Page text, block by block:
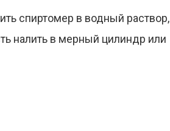
спиртомер в водный раствор,
налить в мерный цилиндр или